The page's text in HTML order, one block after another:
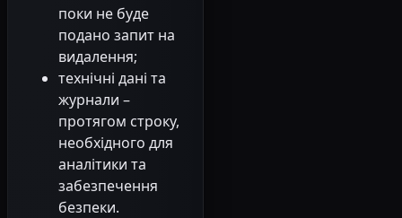
поки не буде
подано запит на
видалення;
технічні дані та
журнали –
протягом строку,
необхідного для
аналітики та
забезпечення
безпеки.